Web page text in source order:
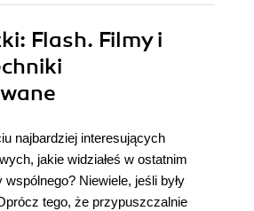
: Flash. Filmy i
najbardziej interesujących
jakie widziałeś w ostatnim
wspólnego? Niewiele, jeśli były
tego, że przypuszczalnie